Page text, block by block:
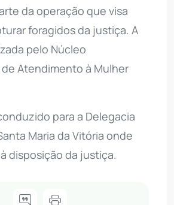
da operação que visa
foragidos da justiça. A
pelo Núcleo
Atendimento à Mulher
para a Delegacia
Maria da Vitória onde
disposição da justiça.